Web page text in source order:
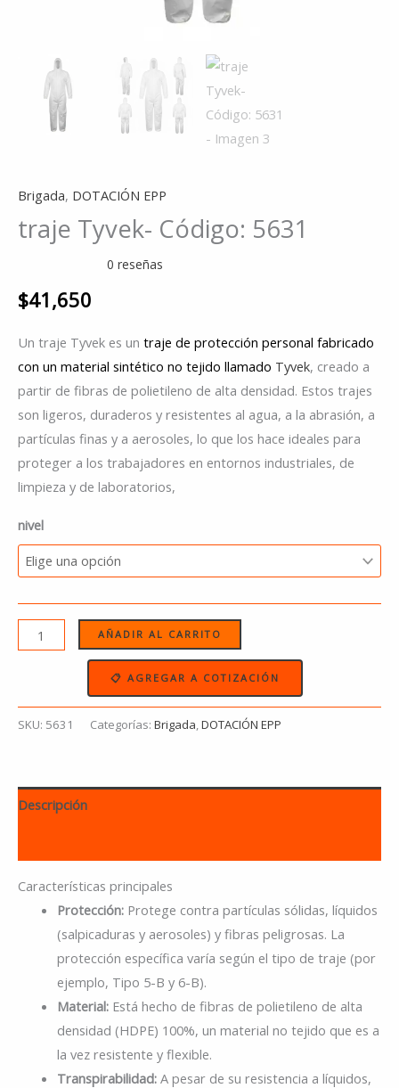
Brigada, DOTACIÓN EPP
traje Tyvek- Código: 5631
0 reseñas
$41,650
Un traje Tyvek es un traje de protección personal fabricado
con un material sintético no tejido llamado Tyvek, creado a
partir de fibras de polietileno de alta densidad. Estos trajes
son ligeros, duraderos y resistentes al agua, a la abrasión, a
partículas finas y a aerosoles, lo que los hace ideales para
proteger a los trabajadores en entornos industriales, de
limpieza y de laboratorios,
nivel
AÑADIR AL CARRITO
📋 AGREGAR A COTIZACIÓN
SKU: 5631 Categorías: Brigada,DOTACIÓN EPP
Descripción
Características principales
Protección:Protege contra partículas sólidas, líquidos
(salpicaduras y aerosoles) y fibras peligrosas. La
protección específica varía según el tipo de traje (por
ejemplo, Tipo 5-B y 6-B).
Material:Está hecho de fibras de polietileno de alta
densidad (HDPE) 100%, un material no tejido que es a
la vez resistente y flexible.
Transpirabilidad:A pesar de su resistencia a líquidos,